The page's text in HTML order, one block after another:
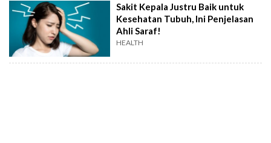
Sakit Kepala Justru Baik untuk
Kesehatan Tubuh, Ini Penjelasan
Ahli Saraf!
HEALTH